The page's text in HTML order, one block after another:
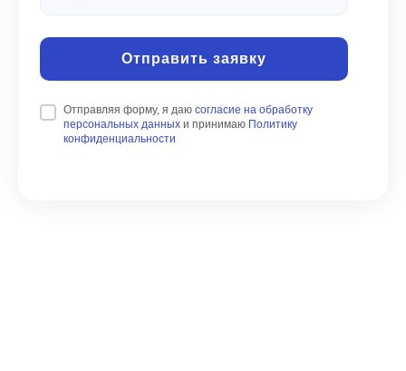
Отправить заявку
Отправляя форму, я даю согласие на обработку
персональных данных и принимаю Политику
конфиденциальности